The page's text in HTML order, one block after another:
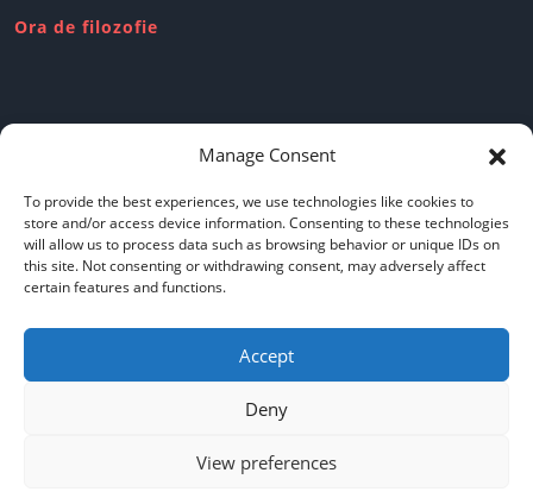
Manage Consent
To provide the best experiences, we use technologies like cookies to
store and/or access device information. Consenting to these technologies
will allow us to process data such as browsing behavior or unique IDs on
this site. Not consenting or withdrawing consent, may adversely affect
certain features and functions.
Accept
Deny
View preferences
Ora de filozofie
Politica de confidentialitate
Cookie policy